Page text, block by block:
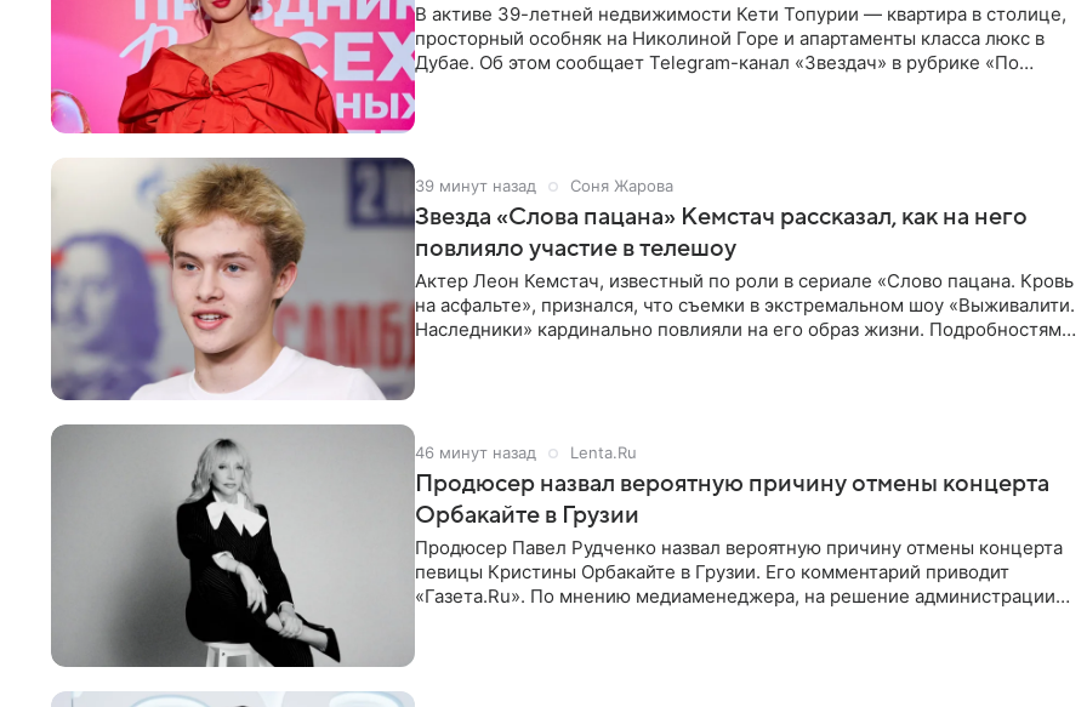
В активе 39-летней недвижимости Кети Топурии — квартира в столице,
просторный особняк на Николиной Горе и апартаменты класса люкс в
Дубае. Об этом сообщает Telegram-канал «Звездач» в рубрике «По
39 минут назад Соня Жарова
Звезда «Слова пацана» Кемстач рассказал, как на него
повлияло участие в телешоу
Актер Леон Кемстач, известный по роли в сериале «Слово пацана. Кровь
на асфальте», признался, что съемки в экстремальном шоу «Выживалити.
Наследники» кардинально повлияли на его образ жизни. Подробностями
46 минут назад Lenta.Ru
Продюсер назвал вероятную причину отмены концерта
Орбакайте в Грузии
Продюсер Павел Рудченко назвал вероятную причину отмены концерта
певицы Кристины Орбакайте в Грузии. Его комментарий приводит
«Газета.Ru». По мнению медиаменеджера, на решение администрации